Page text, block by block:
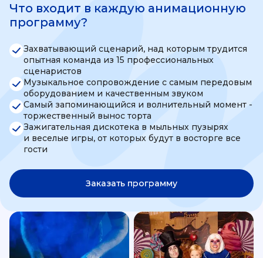
Что входит в каждую анимационную
программу?
Захватывающий сценарий, над которым трудится
опытная команда из 15 профессиональных
сценаристов
Музыкальное сопровождение с самым передовым
оборудованием и качественным звуком
Самый запоминающийся и волнительный момент -
торжественный вынос торта
Зажигательная дискотека в мыльных пузырях
и веселые игры, от которых будут в восторге все
гости
Заказать программу